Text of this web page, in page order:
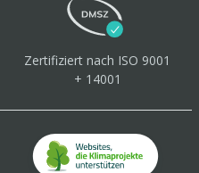
Zertifiziert nach ISO 9001
+ 14001